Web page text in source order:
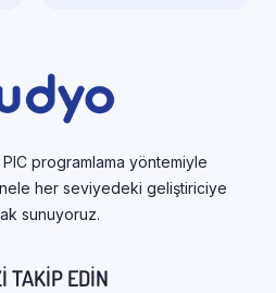
programlama yöntemiyle
her seviyedeki geliştiriciye
sunuyoruz.
TAKIP EDIN